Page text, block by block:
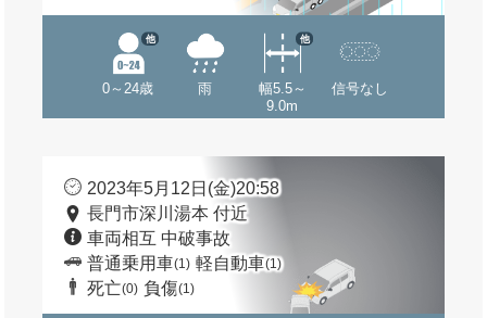
0～24歳
他
雨
幅5.5～
9.0m
他
信号なし
2023年5月12日(金)20:58
長門市深川湯本 付近
車両相互 中破事故
普通乗用車(1) 軽自動車(1)
死亡(0) 負傷(1)